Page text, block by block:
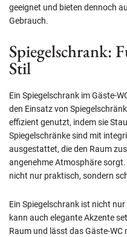
geeignet und bieten dennoch
Gebrauch.
Stil
Ein Spiegelschrank im Gäste-
den Einsatz von
effizient genutzt, indem sie
Spiegelschränke sind mit
ausgestattet, die den Raum
angenehme Atmosphäre
nicht nur praktisch, sondern
Ein Spiegelschrank ist nicht
kann auch elegante Akzente
Raum und lässt das Gäste-